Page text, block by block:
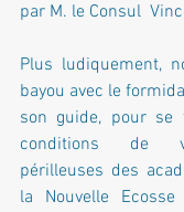
par M. le Consul
Plus ludiquement,
bayou avec le
son guide, pour se
conditions de
périlleuses des
la Nouvelle